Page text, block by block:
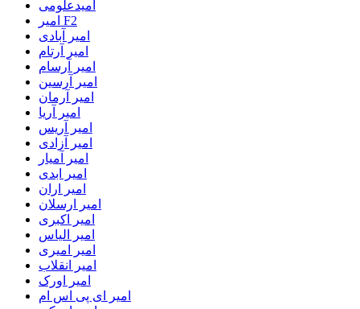
امیدعلومی
امیر F2
امیر آبادی
امیر آرتام
امیر آرسام
امیر آرسین
امیر آرمان
امیر آریا
امیر آریس
امیر آزادی
امیر آمیار
امیر ابدی
امیر اران
امیر ارسلان
امیر اکبری
امیر الیاس
امیر امیری
امیر انقلاب
امیر اورک
امیر ای پی اس ام